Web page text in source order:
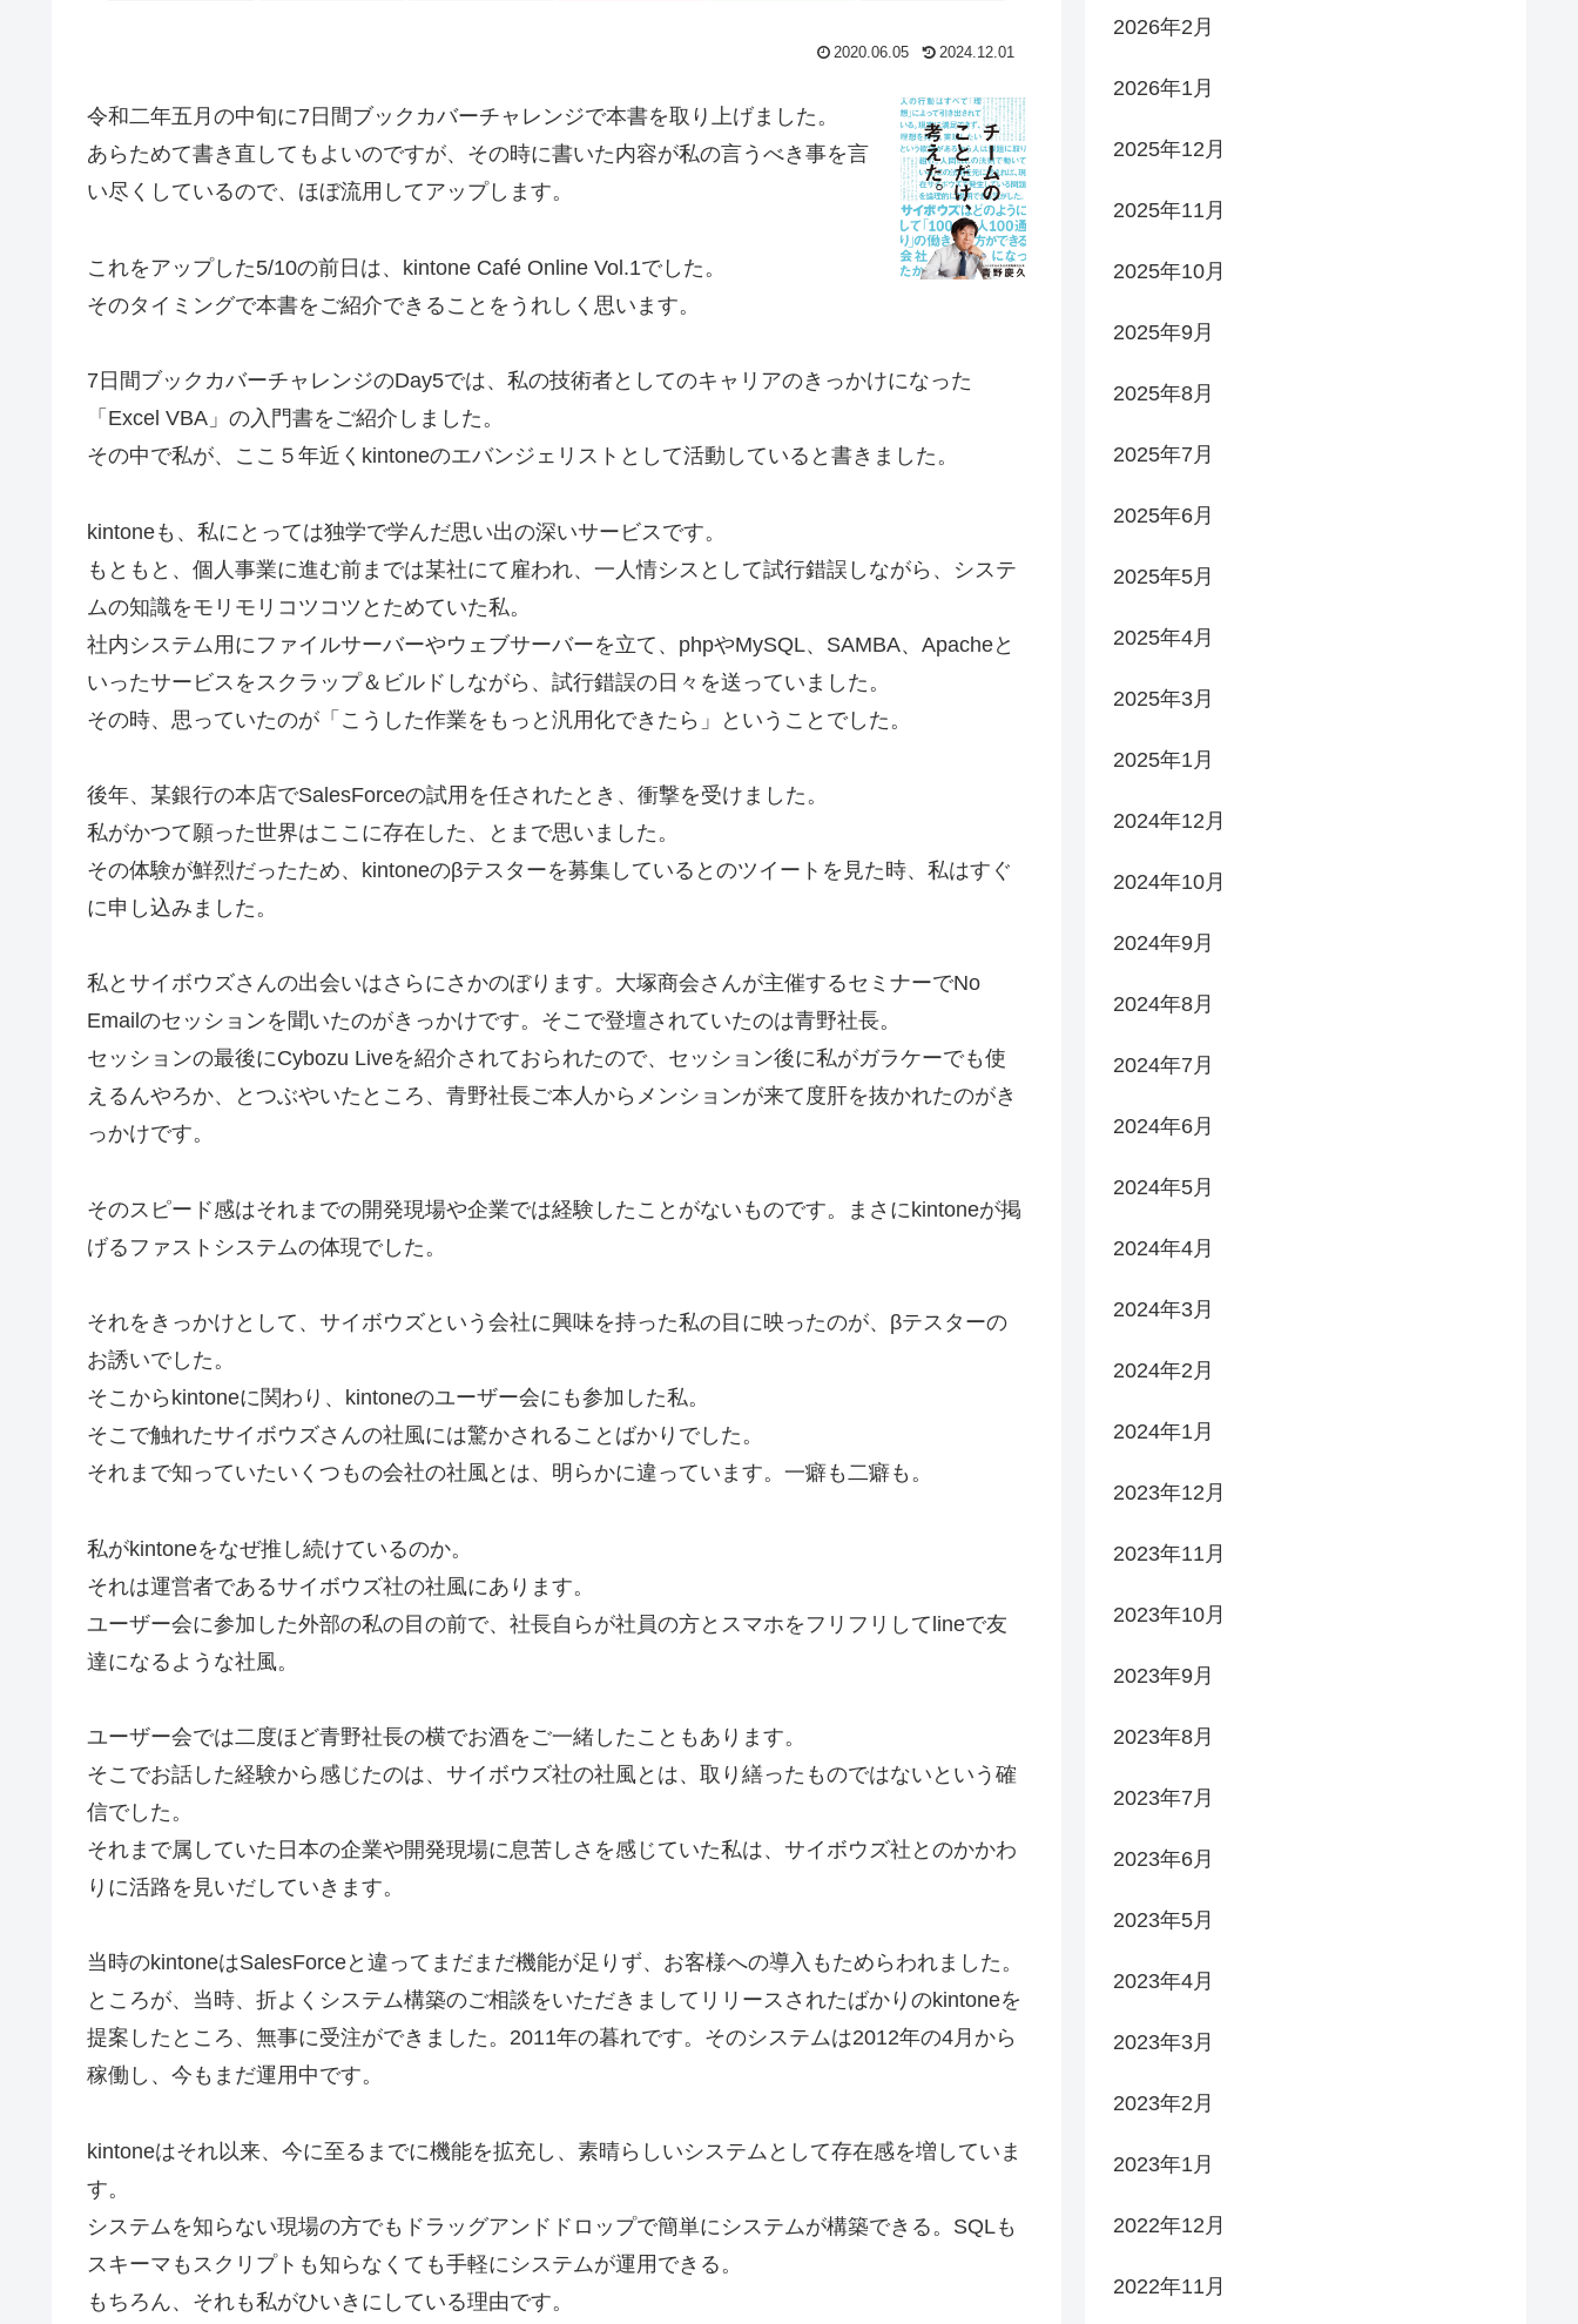
2020.06.05 2024.12.01
令和二年五月の中旬に7日間ブックカバーチャレンジで本書を取り上げました。
あらためて書き直してもよいのですが、その時に書いた内容が私の言うべき事を言
い尽くしているので、ほぼ流用してアップします。
これをアップした5/10の前日は、kintone Café Online Vol.1でした。
そのタイミングで本書をご紹介できることをうれしく思います。
7日間ブックカバーチャレンジのDay5では、私の技術者としてのキャリアのきっかけになった
「Excel VBA」の入門書をご紹介しました。
その中で私が、ここ５年近くkintoneのエバンジェリストとして活動していると書きました。
kintoneも、私にとっては独学で学んだ思い出の深いサービスです。
もともと、個人事業に進む前までは某社にて雇われ、一人情シスとして試行錯誤しながら、システ
ムの知識をモリモリコツコツとためていた私。
社内システム用にファイルサーバーやウェブサーバーを立て、phpやMySQL、SAMBA、Apacheと
いったサービスをスクラップ＆ビルドしながら、試行錯誤の日々を送っていました。
その時、思っていたのが「こうした作業をもっと汎用化できたら」ということでした。
後年、某銀行の本店でSalesForceの試用を任されたとき、衝撃を受けました。
私がかつて願った世界はここに存在した、とまで思いました。
その体験が鮮烈だったため、kintoneのβテスターを募集しているとのツイートを見た時、私はすぐ
に申し込みました。
私とサイボウズさんの出会いはさらにさかのぼります。大塚商会さんが主催するセミナーでNo
Emailのセッションを聞いたのがきっかけです。そこで登壇されていたのは青野社長。
セッションの最後にCybozu Liveを紹介されておられたので、セッション後に私がガラケーでも使
えるんやろか、とつぶやいたところ、青野社長ご本人からメンションが来て度肝を抜かれたのがき
っかけです。
そのスピード感はそれまでの開発現場や企業では経験したことがないものです。まさにkintoneが掲
げるファストシステムの体現でした。
それをきっかけとして、サイボウズという会社に興味を持った私の目に映ったのが、βテスターの
お誘いでした。
そこからkintoneに関わり、kintoneのユーザー会にも参加した私。
そこで触れたサイボウズさんの社風には驚かされることばかりでした。
それまで知っていたいくつもの会社の社風とは、明らかに違っています。一癖も二癖も。
私がkintoneをなぜ推し続けているのか。
それは運営者であるサイボウズ社の社風にあります。
ユーザー会に参加した外部の私の目の前で、社長自らが社員の方とスマホをフリフリしてlineで友
達になるような社風。
ユーザー会では二度ほど青野社長の横でお酒をご一緒したこともあります。
そこでお話した経験から感じたのは、サイボウズ社の社風とは、取り繕ったものではないという確
信でした。
それまで属していた日本の企業や開発現場に息苦しさを感じていた私は、サイボウズ社とのかかわ
りに活路を見いだしていきます。
当時のkintoneはSalesForceと違ってまだまだ機能が足りず、お客様への導入もためらわれました。
ところが、当時、折よくシステム構築のご相談をいただきましてリリースされたばかりのkintoneを
提案したところ、無事に受注ができました。2011年の暮れです。そのシステムは2012年の4月から
稼働し、今もまだ運用中です。
kintoneはそれ以来、今に至るまでに機能を拡充し、素晴らしいシステムとして存在感を増していま
す。
システムを知らない現場の方でもドラッグアンドドロップで簡単にシステムが構築できる。SQLも
スキーマもスクリプトも知らなくても手軽にシステムが運用できる。
もちろん、それも私がひいきにしている理由です。
2026年2月
2026年1月
2025年12月
2025年11月
2025年10月
2025年9月
2025年8月
2025年7月
2025年6月
2025年5月
2025年4月
2025年3月
2025年1月
2024年12月
2024年10月
2024年9月
2024年8月
2024年7月
2024年6月
2024年5月
2024年4月
2024年3月
2024年2月
2024年1月
2023年12月
2023年11月
2023年10月
2023年9月
2023年8月
2023年7月
2023年6月
2023年5月
2023年4月
2023年3月
2023年2月
2023年1月
2022年12月
2022年11月